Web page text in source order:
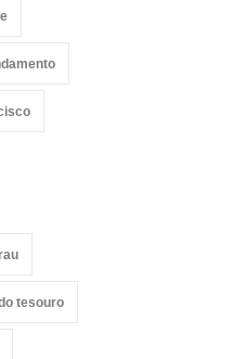
tesouro